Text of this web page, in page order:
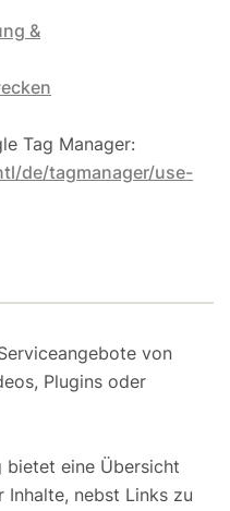
&
Tag Manager:
de/tagmanager/use-
von
Plugins oder
bietet eine Übersicht
nebst Links zu